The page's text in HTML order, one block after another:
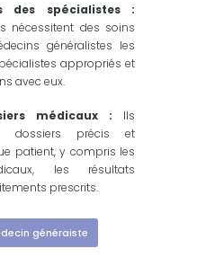
des spécialistes :
nécessitent des soins
généralistes les
appropriés et
avec eux.
médicaux : Ils
dossiers précis et
patient, y compris les
les résultats
prescrits.
généraiste